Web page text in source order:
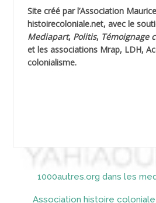
AHLOUCHE Mabrouk *
AIBLIED Ahmed
AICHEKADRA Sid Ahmed
AICI (ou AISSI) Laïd
Site créé par l’Association
histoirecoloniale.net, avec le
Mediapart, Politis, Témoignage
et les associations Mrap, LDH,
colonialisme.
1000autres.org dans les
Association histoire